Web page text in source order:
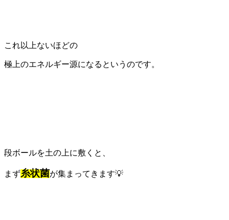
これ以上ないほどの
極上のエネルギー源になるというのです。
段ボールを土の上に敷くと、
まず糸状菌が集まってきます💡